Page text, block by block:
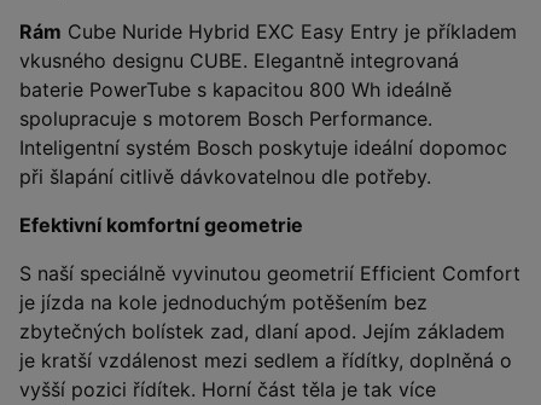
Rám Cube Nuride Hybrid EXC Easy Entry je příkladem
vkusného designu CUBE. Elegantně integrovaná
baterie PowerTube s kapacitou 800 Wh ideálně
spolupracuje s motorem Bosch Performance.
Inteligentní systém Bosch poskytuje ideální dopomoc
při šlapání citlivě dávkovatelnou dle potřeby.
Efektivní komfortní geometrie
S naší speciálně vyvinutou geometrií Efficient Comfort
je jízda na kole jednoduchým potěšením bez
zbytečných bolístek zad, dlaní apod. Jejím základem
je kratší vzdálenost mezi sedlem a řídítky, doplněná o
vyšší pozici řídítek. Horní část těla je tak více